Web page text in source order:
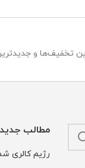
تخفیف‌ها و
مطالب جدید
رژیم کالری